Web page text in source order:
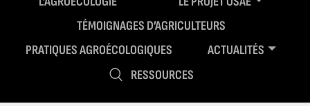
TÉMOIGNAGES D’AGRICULTEURS
PRATIQUES AGROÉCOLOGIQUES
ACTUALITÉS
RESSOURCES